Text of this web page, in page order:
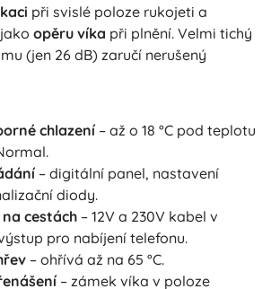
při svislé poloze rukojeti a
opěru víka při plnění. Velmi tichý
(jen 26 dB) zaručí nerušený
chlazení – až o 18 °C pod teplotu
– digitální panel, nastavení
diody.
cestách – 12V a 230V kabel v
pro nabíjení telefonu.
– ohřívá až na 65 °C.
– zámek víka v poloze